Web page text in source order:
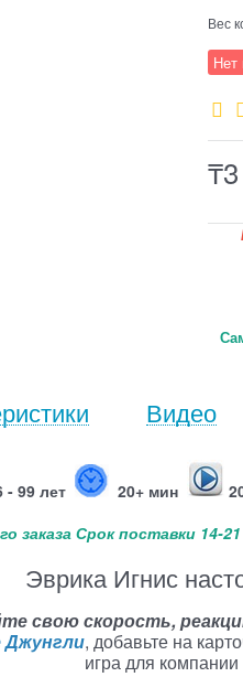
Вес
Нет
₸
Видео
- 99 лет 20+ мин
заказа Срок поставки 14-
Эврика Игнис
свою скорость,
Джунгли, добавьте на
игра для